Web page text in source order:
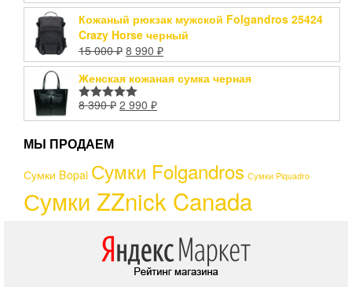
Кожаный рюкзак мужской Folgandros 25424
Crazy Horse черный
15 000₽ 8 990 ₽
Женская кожаная сумка черная
Оценка 5.00
из 5
8 390₽ 2 990 ₽
МЫ ПРОДАЕМ
Сумки Bopai Сумки Folgandros Сумки Piquadro
Сумки ZZnick Canada